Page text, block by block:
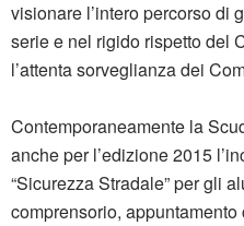
visionare l’intero percorso di
serie e nel rigido rispetto del
l’attenta sorveglianza dei
Contemporaneamente la
anche per l’edizione 2015
“Sicurezza Stradale” per gli
comprensorio,